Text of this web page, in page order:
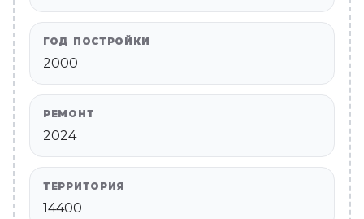
ГОД ПОСТРОЙКИ
2000
РЕМОНТ
2024
ТЕРРИТОРИЯ
14400